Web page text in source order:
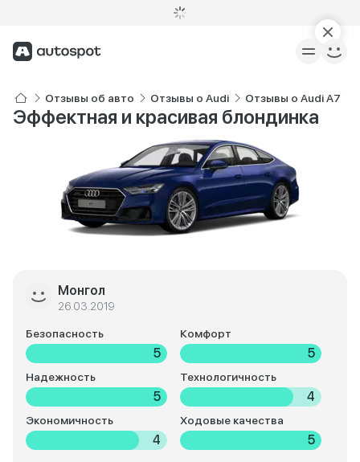
Отзывы об авто Отзывы о Audi Отзывы о Audi A7
Эффектная и красивая блондинка
Монгол
26.03.2019
Безопасность
5
Комфорт
5
Надежность
5
Технологичность
4
Экономичность
4
Ходовые качества
5